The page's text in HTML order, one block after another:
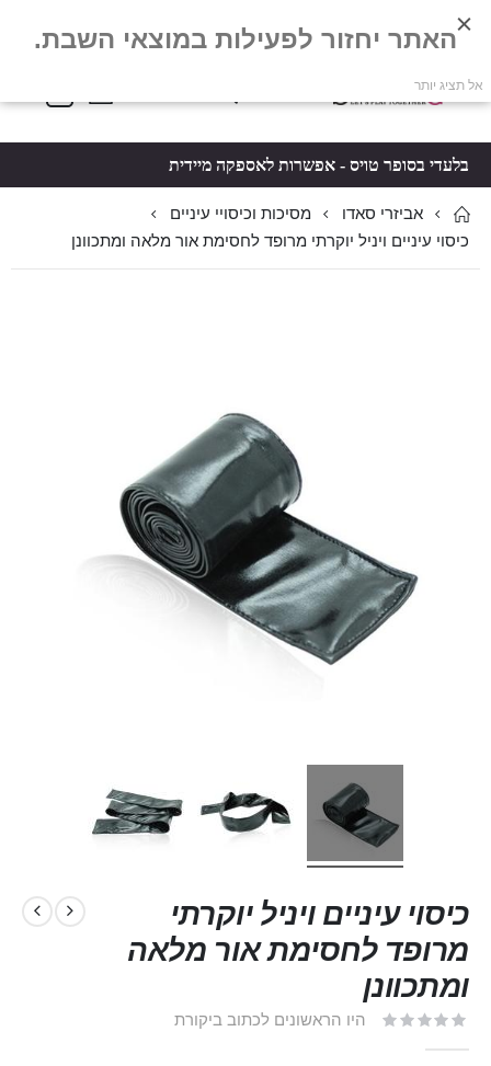
Toggle
סל קניות
בלעדי בסופר טויס - אפשרות לאספקה מיידית
אביזרי סאדו
מסיכות וכיסויי עיניים
כיסוי עיניים ויניל יוקרתי מרופד לחסימת אור מלאה ומתכוונן
כיסוי עיניים ויניל יוקרתי
מרופד לחסימת אור מלאה
ומתכוונן
היו הראשונים לכתוב ביקורת
האתר יחזור לפעילות במוצאי השבת.
אל תציג יותר